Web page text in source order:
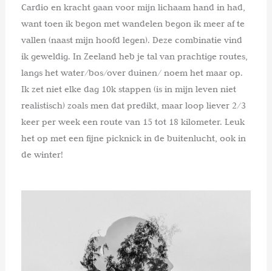
Cardio en kracht gaan voor mijn lichaam hand in had,
want toen ik begon met wandelen begon ik meer af te
vallen (naast mijn hoofd legen). Deze combinatie vind
ik geweldig. In Zeeland heb je tal van prachtige routes,
langs het water/bos/over duinen/ noem het maar op.
Ik zet niet elke dag 10k stappen (is in mijn leven niet
realistisch) zoals men dat predikt, maar loop liever 2/3
keer per week een route van 15 tot 18 kilometer. Leuk
het op met een fijne picknick in de buitenlucht, ook in
de winter!